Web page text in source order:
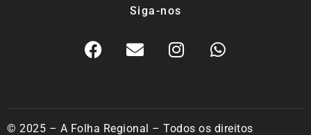
Siga-nos
© 2025 – A Folha Regional – Todos os direitos